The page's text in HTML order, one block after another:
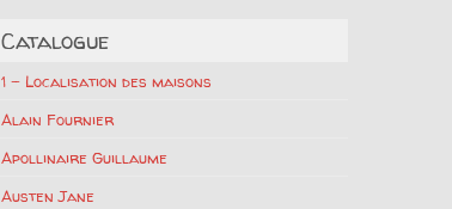
Catalogue
1 – Localisation des maisons
Alain Fournier
Apollinaire Guillaume
Austen Jane